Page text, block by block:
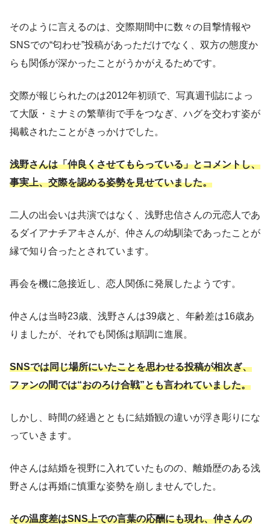
そのように言えるのは、交際期間中に数々の目撃情報や
SNSでの“匂わせ”投稿があっただけでなく、双方の態度か
らも関係が深かったことがうかがえるためです。
交際が報じられたのは2012年初頭で、写真週刊誌によっ
て大阪・ミナミの繁華街で手をつなぎ、ハグを交わす姿が
掲載されたことがきっかけでした。
浅野さんは「仲良くさせてもらっている」とコメントし、
事実上、交際を認める姿勢を見せていました。
二人の出会いは共演ではなく、浅野忠信さんの元恋人であ
るダイアナチアキさんが、仲さんの幼馴染であったことが
縁で知り合ったとされています。
再会を機に急接近し、恋人関係に発展したようです。
仲さんは当時23歳、浅野さんは39歳と、年齢差は16歳あ
りましたが、それでも関係は順調に進展。
SNSでは同じ場所にいたことを思わせる投稿が相次ぎ、
ファンの間では“おのろけ合戦”とも言われていました。
しかし、時間の経過とともに結婚観の違いが浮き彫りにな
っていきます。
仲さんは結婚を視野に入れていたものの、離婚歴のある浅
野さんは再婚に慎重な姿勢を崩しませんでした。
その温度差はSNS上での言葉の応酬にも現れ、仲さんの